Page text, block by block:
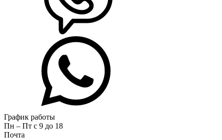
График работы
Пн – Пт с 9 до 18
Почта